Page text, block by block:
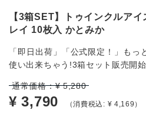
【3箱SET】トゥインクルア
レイ 10枚入 かとみか
「即日出荷」「公式限定！」も
使い出来ちゃう!3箱セット販売開
通常価格：¥ 5,280
¥ 3,790 （消費税込: ¥ 4,169）